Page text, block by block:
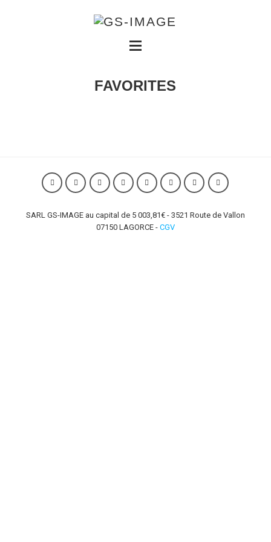
FAVORITES
SARL GS-IMAGE au capital de 5 003,81€ - 3521 Route de Vallon
07150 LAGORCE - CGV